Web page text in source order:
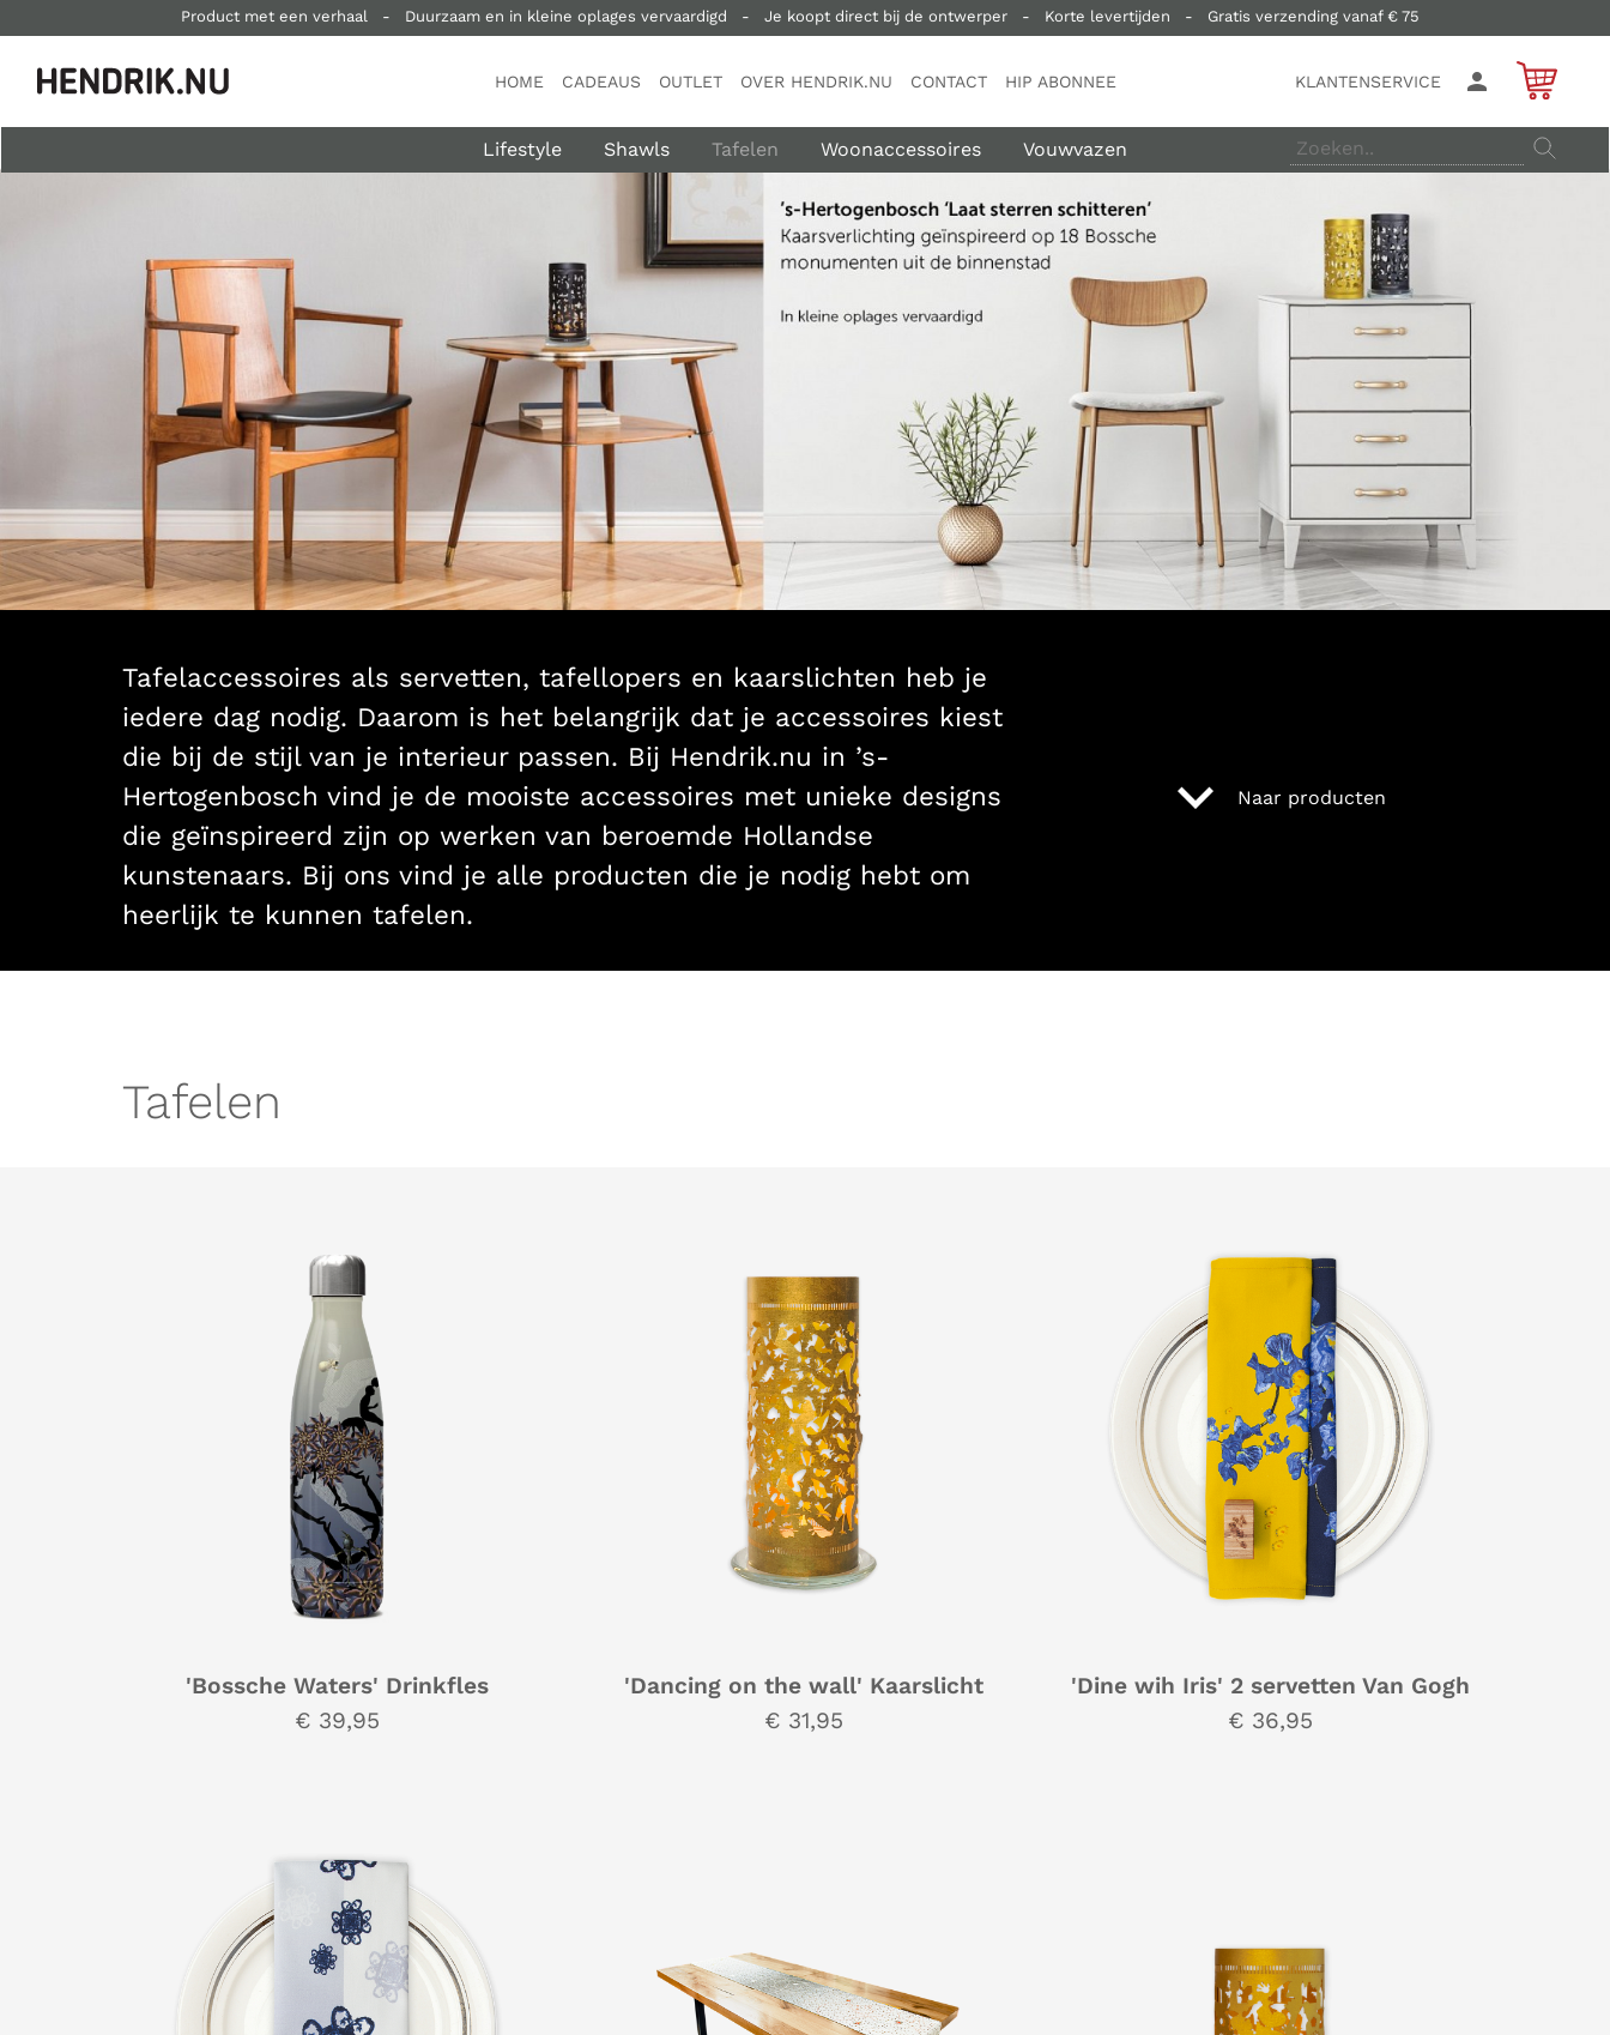
Product met een verhaal - Duurzaam en in kleine oplages vervaardigd - Je koopt direct bij de ontwerper - Korte levertijden   -   Gratis verzending vanaf € 75
HOME CADEAUS OUTLET OVER HENDRIK.NU CONTACT HIP ABONNEE
Lifestyle Shawls Tafelen Woonaccessoires Vouwvazen
KLANTENSERVICE
Tafelaccessoires als servetten, tafellopers en kaarslichten heb je
iedere dag nodig. Daarom is het belangrijk dat je accessoires kiest
die bij de stijl van je interieur passen. Bij Hendrik.nu in ’s-
Hertogenbosch vind je de mooiste accessoires met unieke designs
die geïnspireerd zijn op werken van beroemde Hollandse
kunstenaars. Bij ons vind je alle producten die je nodig hebt om
heerlijk te kunnen tafelen.
keyboard_arrow_down Naar producten
Tafelen
'Bossche Waters' Drinkfles
€ 39,95
'Dancing on the wall' Kaarslicht
€ 31,95
'Dine wih Iris' 2 servetten Van Gogh
€ 36,95